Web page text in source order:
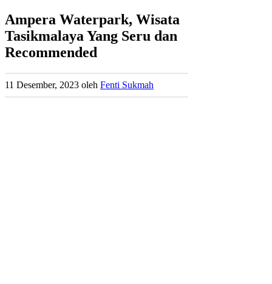
Ampera Waterpark, Wisata
Tasikmalaya Yang Seru dan
Recommended
11 Desember, 2023 oleh Fenti Sukmah